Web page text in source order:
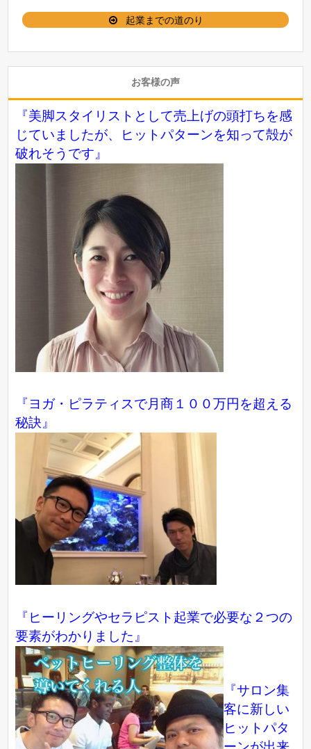
起業までの道のり
お客様の声
『美脚スタイリストとして売上げの頭打ちを感
じていましたが、ヒットパターンを知って殻が
破れそうです』
『ヨガ・ピラティスで月商１００万円を超える
秘訣』
『ヒーリングやセラピスト起業で必要な２つの
要素がわかりました』
『サロン集
客に新しい
ヒットパタ